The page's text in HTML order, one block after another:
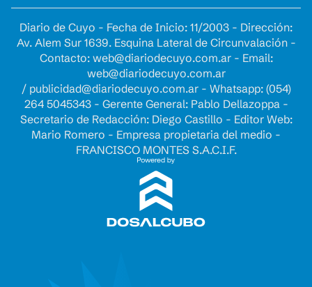
Diario de Cuyo - Fecha de Inicio: 11/2003 - Dirección:
Av. Alem Sur 1639. Esquina Lateral de Circunvalación -
Contacto: web@diariodecuyo.com.ar- Email:
web@diariodecuyo.com.ar
/ publicidad@diariodecuyo.com.ar- Whatsapp: (054)
264 5045343 - Gerente General: Pablo Dellazoppa -
Secretario de Redacción: Diego Castillo - Editor Web:
Mario Romero - Empresa propietaria del medio -
FRANCISCO MONTES S.A.C.I.F.